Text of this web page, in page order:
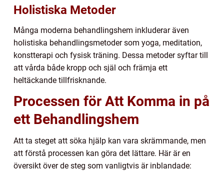
Holistiska Metoder
Många moderna behandlingshem inkluderar även
holistiska behandlingsmetoder som yoga, meditation,
konstterapi och fysisk träning. Dessa metoder syftar till
att vårda både kropp och själ och främja ett
heltäckande tillfrisknande.
Processen för Att Komma in på
ett Behandlingshem
Att ta steget att söka hjälp kan vara skrämmande, men
att förstå processen kan göra det lättare. Här är en
översikt över de steg som vanligtvis är inblandade: